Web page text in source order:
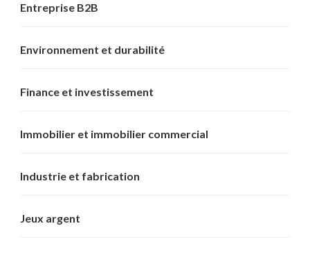
Entreprise B2B
Environnement et durabilité
Finance et investissement
Immobilier et immobilier commercial
Industrie et fabrication
Jeux argent